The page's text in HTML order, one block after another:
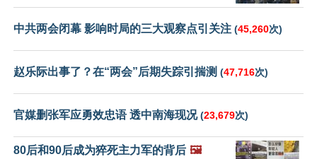
中共两会闭幕 影响时局的三大观察点引关注 (45,260次)
赵乐际出事了？在“两会”后期失踪引揣测 (47,716次)
官媒删张军应勇效忠语 透中南海现况(23,679次)
80后和90后成为猝死主力军的背后 🖼️